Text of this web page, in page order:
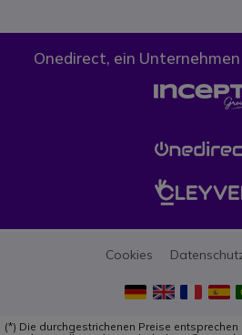
Onedirect, ein Unternehmen
Cookies
(*) Die durchgestrichenen Preise